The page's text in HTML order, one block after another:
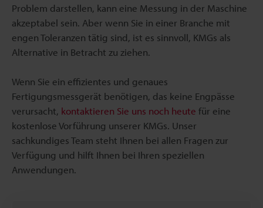
Problem darstellen, kann eine Messung in der Maschine
akzeptabel sein. Aber wenn Sie in einer Branche mit
engen Toleranzen tätig sind, ist es sinnvoll, KMGs als
Alternative in Betracht zu ziehen.
Wenn Sie ein effizientes und genaues
Fertigungsmessgerät benötigen, das keine Engpässe
verursacht, kontaktieren Sie uns noch heute für eine
kostenlose Vorführung unserer KMGs. Unser
sachkundiges Team steht Ihnen bei allen Fragen zur
Verfügung und hilft Ihnen bei Ihren speziellen
Anwendungen.